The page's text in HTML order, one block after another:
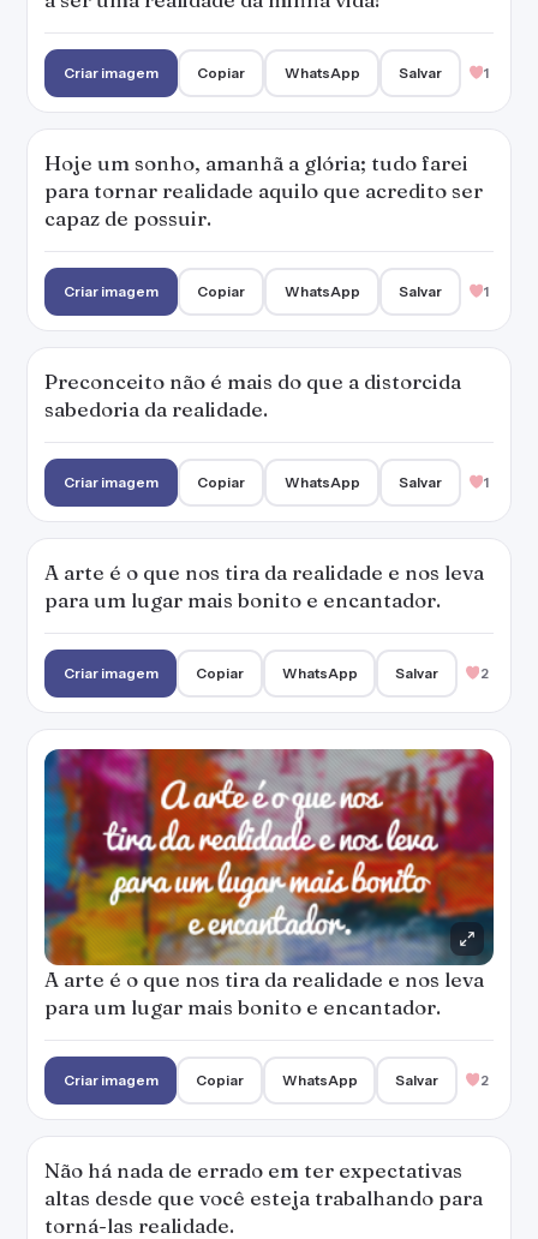
Criar imagem Copiar WhatsApp Salvar 1
Hoje um sonho, amanhã a glória; tudo farei
para tornar realidade aquilo que acredito ser
capaz de possuir.
Criar imagem Copiar WhatsApp Salvar 1
Preconceito não é mais do que a distorcida
sabedoria da realidade.
Criar imagem Copiar WhatsApp Salvar 1
A arte é o que nos tira da realidade e nos leva
para um lugar mais bonito e encantador.
Criar imagem Copiar WhatsApp Salvar 2
A arte é o que nos tira da realidade e nos leva
para um lugar mais bonito e encantador.
Criar imagem Copiar WhatsApp Salvar 2
Não há nada de errado em ter expectativas
altas desde que você esteja trabalhando para
torná-las realidade.